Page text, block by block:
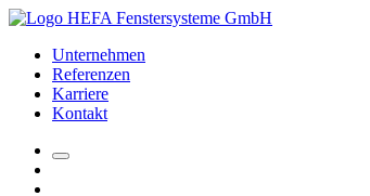
Unternehmen
Referenzen
Karriere
Kontakt